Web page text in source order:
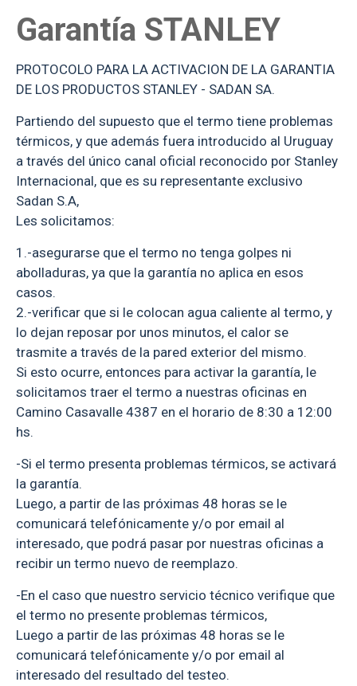
Garantía STANLEY
PROTOCOLO PARA LA ACTIVACION DE LA GARANTIA
DE LOS PRODUCTOS STANLEY - SADAN SA.
Partiendo del supuesto que el termo tiene problemas
térmicos, y que además fuera introducido al Uruguay
a través del único canal oficial reconocido por Stanley
Internacional, que es su representante exclusivo
Sadan S.A,
Les solicitamos:
1.-asegurarse que el termo no tenga golpes ni
abolladuras, ya que la garantía no aplica en esos
casos.
2.-verificar que si le colocan agua caliente al termo, y
lo dejan reposar por unos minutos, el calor se
trasmite a través de la pared exterior del mismo.
Si esto ocurre, entonces para activar la garantía, le
solicitamos traer el termo a nuestras oficinas en
Camino Casavalle 4387 en el horario de 8:30 a 12:00
hs.
-Si el termo presenta problemas térmicos, se activará
la garantía.
Luego, a partir de las próximas 48 horas se le
comunicará telefónicamente y/o por email al
interesado, que podrá pasar por nuestras oficinas a
recibir un termo nuevo de reemplazo.
-En el caso que nuestro servicio técnico verifique que
el termo no presente problemas térmicos,
Luego a partir de las próximas 48 horas se le
comunicará telefónicamente y/o por email al
interesado del resultado del testeo.